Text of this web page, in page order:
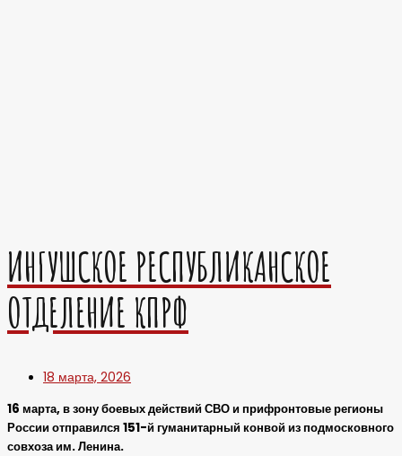
ИНГУШСКОЕ РЕСПУБЛИКАНСКОЕ
ОТДЕЛЕНИЕ КПРФ
18 марта, 2026
16 марта, в зону боевых действий СВО и прифронтовые регионы
России отправился 151-й гуманитарный конвой из подмосковного
совхоза им. Ленина.